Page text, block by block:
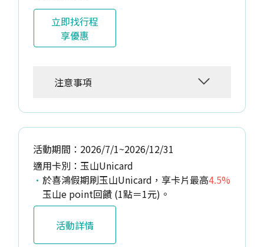
立即找行程
享優惠
注意事項
活動期間：2026/7/1~2026/12/31
適用卡別：玉山Unicard
於喜鴻假期刷玉山Unicard，享卡片最高4.5%
玉山e point回饋 (1點＝1元)。
活動詳情